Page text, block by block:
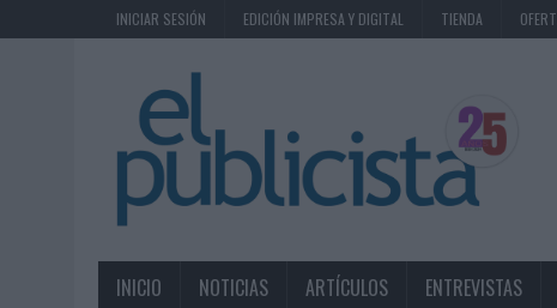
INICIAR SESIÓN EDICIÓN IMPRESA Y DIGITAL TIENDA
INICIO NOTICIAS ARTÍCULOS ENTREVISTAS